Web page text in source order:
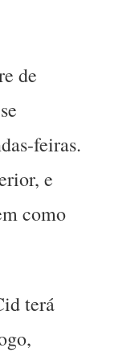
de
feiras.
e
como
terá